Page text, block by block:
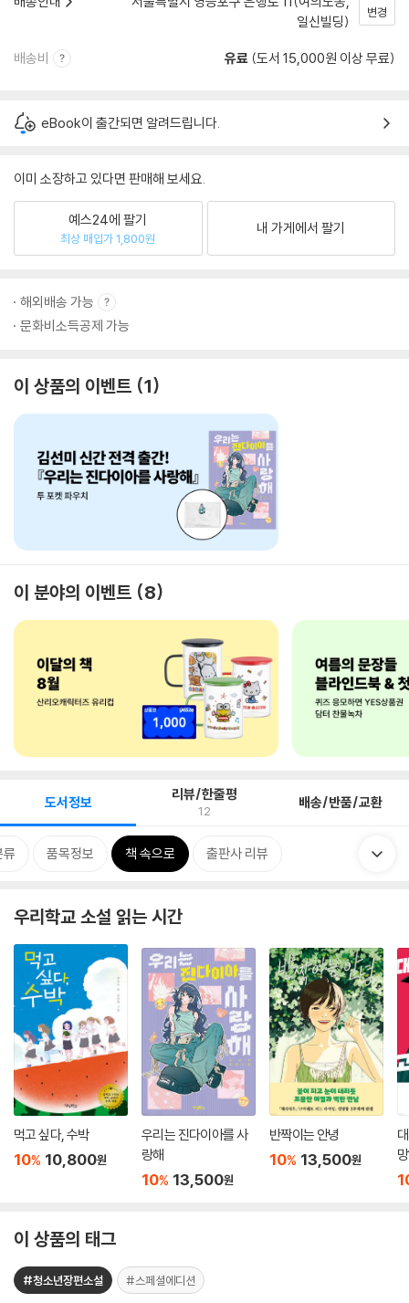
일신빌딩)
변경
배송비 유료 (도서 15,000원 이상 무료)
eBook이 출간되면 알려드립니다.
이미 소장하고 있다면 판매해 보세요.
예스24에 팔기
최상 매입가 1,800원
내 가게에서 팔기
해외배송 가능
문화비소득공제 가능
이 상품의 이벤트 1
이 분야의 이벤트 8
도서정보 리뷰/한줄평
12 배송/반품/교환
류 품목정보 책 속으로 출판사 리뷰
우리학교 소설 읽는 시간
먹고 싶다, 수박
10% 10,800원
우리는 진다이아를 사
랑해
10% 13,500원
반짝이는 안녕
10% 13,500원
이 상품의 태그
#청소년장편소설 #스페셜에디션